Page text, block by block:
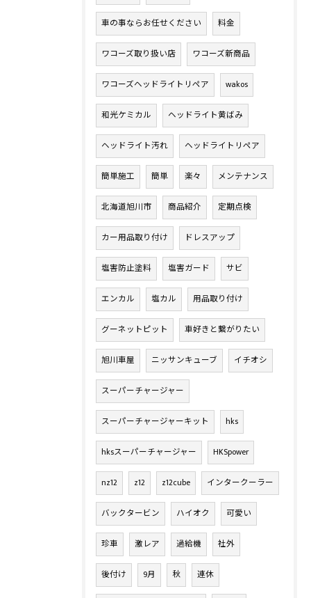
車の事ならお任せください 料金
ワコーズ取り扱い店 ワコーズ新商品
ワコーズヘッドライトリペア wakos
和光ケミカル ヘッドライト黄ばみ
ヘッドライト汚れ ヘッドライトリペア
簡単施工 簡単 楽々 メンテナンス
北海道旭川市 商品紹介 定期点検
カー用品取り付け ドレスアップ
塩害防止塗料 塩害ガード サビ
エンカル 塩カル 用品取り付け
グーネットピット 車好きと繋がりたい
旭川車屋 ニッサンキューブ イチオシ
スーパーチャージャー
スーパーチャージャーキット hks
hksスーパーチャージャー HKSpower
nz12 z12 z12cube インタークーラー
バックタービン ハイオク 可愛い
珍車 激レア 過給機 社外
後付け 9月 秋 連休